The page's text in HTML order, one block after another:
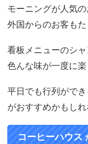
モーニングが人気
外国からのお客もた
看板メニューのシ
色んな味が一度に楽
平日でも行列がで
がおすすめかもしれ
コーヒーハウス